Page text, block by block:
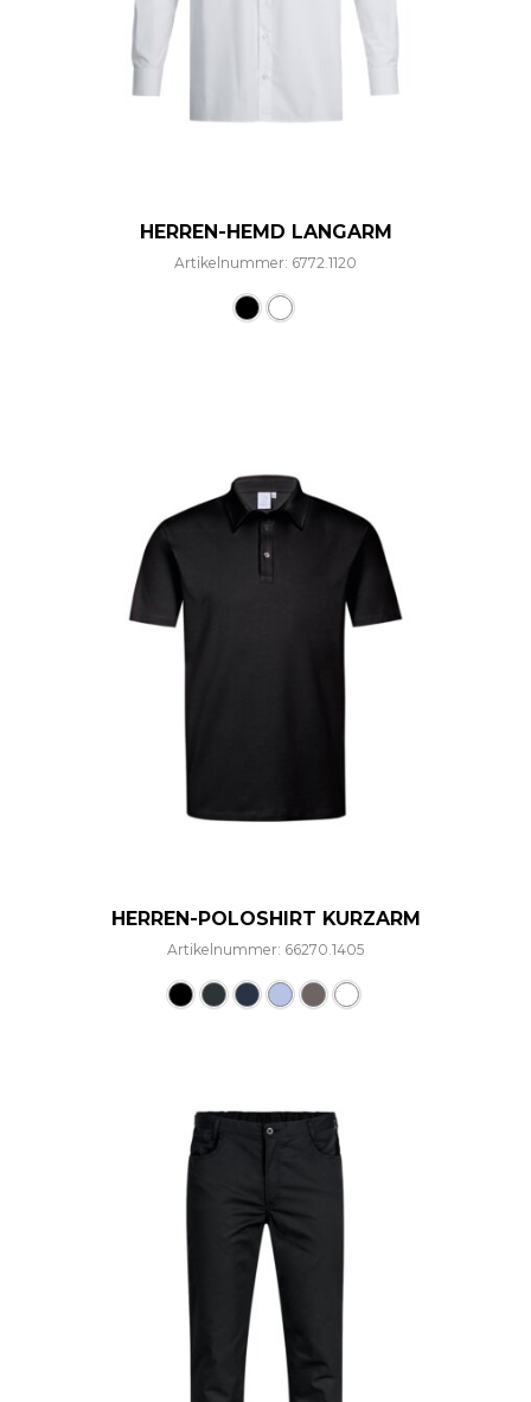
HERREN-HEMD LANGARM
Artikelnummer: 6772.1120
HERREN-POLOSHIRT KURZARM
Artikelnummer: 66270.1405